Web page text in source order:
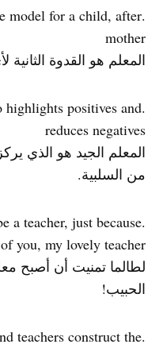
model for a child, after
mother
المعلم هو القدوة
highlights positives and
reduces negatives
المعلم الجيد هو الذي
من السلبية.
a teacher, just because
of you, my lovely teacher
لطالما تمنيت أن أصبح
الحبيب!
teachers construct the